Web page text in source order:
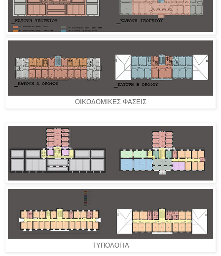
ΟΙΚΟΔΟΜΙΚΕΣ ΦΑΣΕΙΣ
ΤΥΠΟΛΟΓΙΑ